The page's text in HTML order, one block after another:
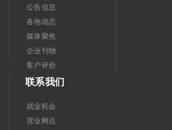
公告信息
各地动态
媒体聚焦
企业刊物
客户评价
联系我们
就业机会
营业网点